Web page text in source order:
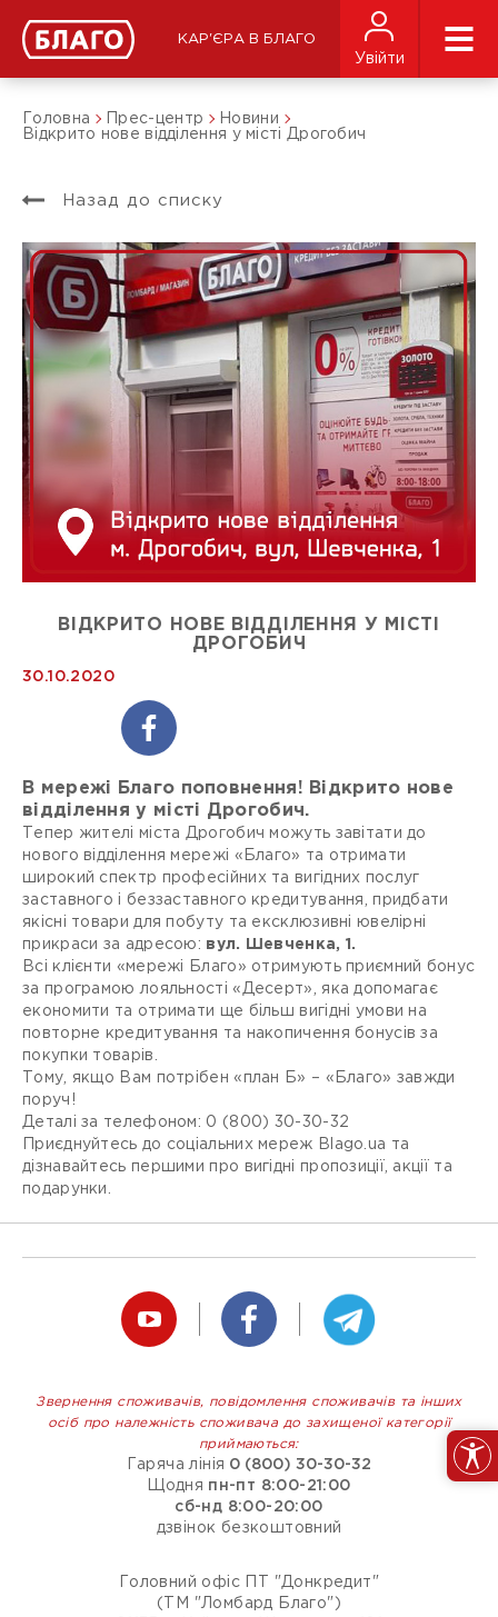
КАР'ЄРА В БЛАГО
Увійти
Головна Прес-центр
Новини
Відкрито нове відділення у місті Дрогобич
Назад до списку
ВІДКРИТО НОВЕ ВІДДІЛЕННЯ У МІСТІ
ДРОГОБИЧ
30.10.2020
В мережі Благо поповнення! Відкрито нове
відділення у місті Дрогобич.
Тепер жителі міста Дрогобич можуть завітати до
нового відділення мережі «Благо» та отримати
широкий спектр професійних та вигідних послуг
заставного і беззаставного кредитування, придбати
якісні товари для побуту та ексклюзивні ювелірні
прикраси за адресою: вул. Шевченка, 1.
Всі клієнти «мережі Благо» отримують приємний бонус
за програмою лояльності «Десерт», яка допомагає
економити та отримати ще більш вигідні умови на
повторне кредитування та накопичення бонусів за
покупки товарів.
Тому, якщо Вам потрібен «план Б» – «Благо» завжди
поруч!
Деталі за телефоном: 0 (800) 30-30-32
Приєднуйтесь до соціальних мереж Blago.ua та
дізнавайтесь першими про вигідні пропозиції, акції та
подарунки.
Звернення споживачів, повідомлення споживачів та інших
осіб про належність споживача до захищеної категорії
приймаються:
Гаряча лінія 0 (800) 30-30-32
Щодня пн-пт 8:00-21:00
сб-нд 8:00-20:00
дзвінок безкоштовний
Головний офіс ПТ "Донкредит"
(ТМ "Ломбард Благо")